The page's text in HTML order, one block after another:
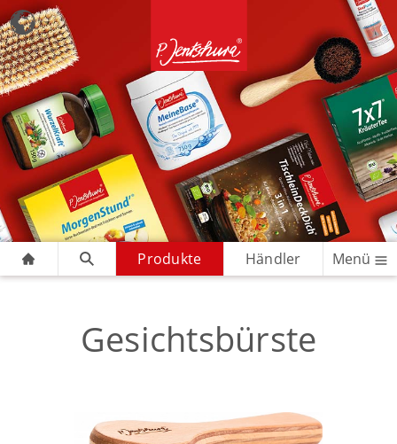
Produkte Händler Menü
Gesichtsbürste